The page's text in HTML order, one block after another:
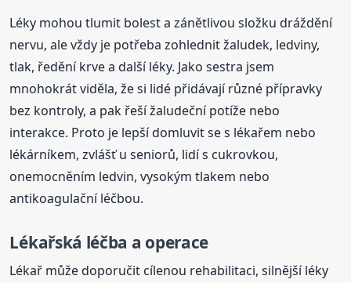
Léky mohou tlumit bolest a zánětlivou složku dráždění
nervu, ale vždy je potřeba zohlednit žaludek, ledviny,
tlak, ředění krve a další léky. Jako sestra jsem
mnohokrát viděla, že si lidé přidávají různé přípravky
bez kontroly, a pak řeší žaludeční potíže nebo
interakce. Proto je lepší domluvit se s lékařem nebo
lékárníkem, zvlášť u seniorů, lidí s cukrovkou,
onemocněním ledvin, vysokým tlakem nebo
antikoagulační léčbou.
Lékařská léčba a operace
Lékař může doporučit cílenou rehabilitaci, silnější léky